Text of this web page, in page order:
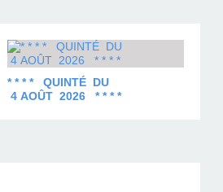
* * * * QUINTÉ DU
4 AOÛT 2026 * * * *